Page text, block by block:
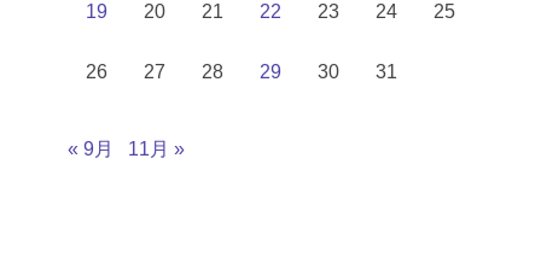
19 20 21 22 23 24 25
26 27 28 29 30 31
« 9月 11月 »